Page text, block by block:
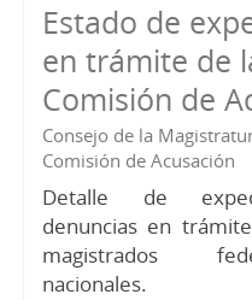
Estado de
en trámite de
Comisión de
Consejo de la
Comisión de Acusación
Detalle de
denuncias en
magistrados
nacionales.